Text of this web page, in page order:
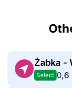
Żabka -
Select 0,6